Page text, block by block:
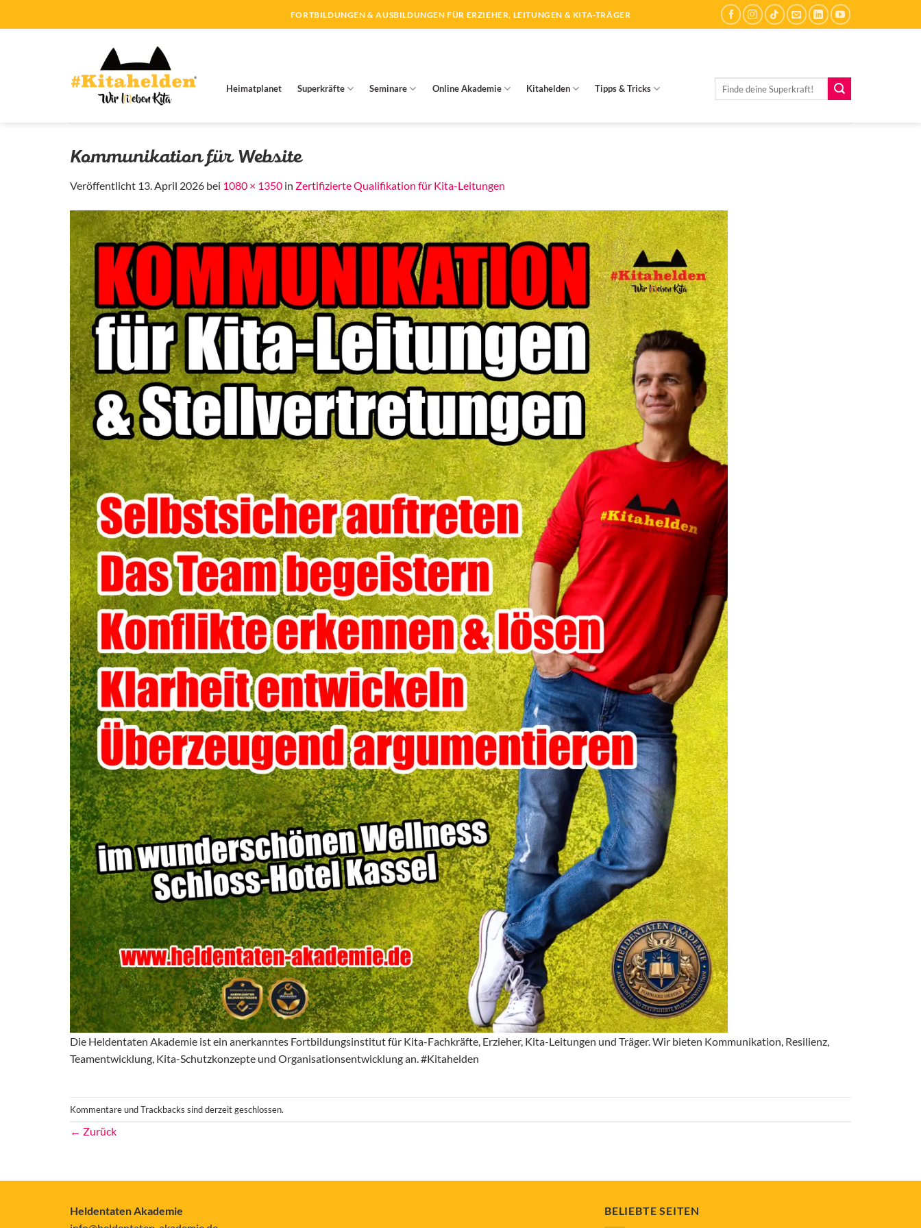
FORTBILDUNGEN & AUSBILDUNGEN FÜR ERZIEHER, LEITUNGEN & KITA-TRÄGER
Heimatplanet Superkräfte Seminare Online Akademie Kitahelden Tipps & Tricks
Kommunikation für Website
Veröffentlicht 13. April 2026 bei 1080 × 1350 in Zertifizierte Qualifikation für Kita-Leitungen
Die Heldentaten Akademie ist ein anerkanntes Fortbildungsinstitut für Kita-Fachkräfte, Erzieher, Kita-Leitungen und Träger. Wir bieten Kommunikation, Resilienz,
Teamentwicklung, Kita-Schutzkonzepte und Organisationsentwicklung an. #Kitahelden
Kommentare und Trackbacks sind derzeit geschlossen.
← Zurück
Heldentaten Akademie
BELIEBTE SEITEN